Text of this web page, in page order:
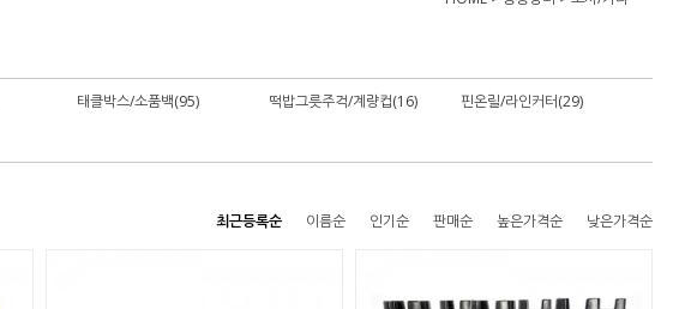
태클박스/소품백(95) 떡밥그릇주걱/계량컵(16)
핀온릴/라인커터(29)
최근등록순 이름순 인기순 판매순 높은가격순 낮은가격순